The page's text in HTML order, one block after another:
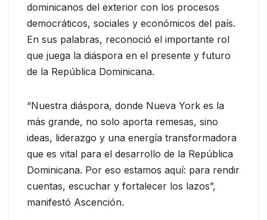
dominicanos del exterior con los procesos
democráticos, sociales y económicos del país.
En sus palabras, reconoció el importante rol
que juega la diáspora en el presente y futuro
de la República Dominicana.
“Nuestra diáspora, donde Nueva York es la
más grande, no solo aporta remesas, sino
ideas, liderazgo y una energía transformadora
que es vital para el desarrollo de la República
Dominicana. Por eso estamos aquí: para rendir
cuentas, escuchar y fortalecer los lazos”,
manifestó Ascención.